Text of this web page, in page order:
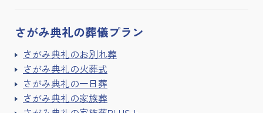
さがみ典礼の葬儀プラン
さがみ典礼のお別れ葬
さがみ典礼の火葬式
さがみ典礼の一日葬
さがみ典礼の家族葬